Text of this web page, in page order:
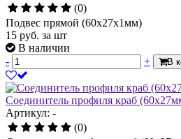
(0)
Подвес прямой (60х27х1мм)
15 руб. за шт
В наличии
-
+ В
Соединитель профиля краб
Артикул: -
(0)